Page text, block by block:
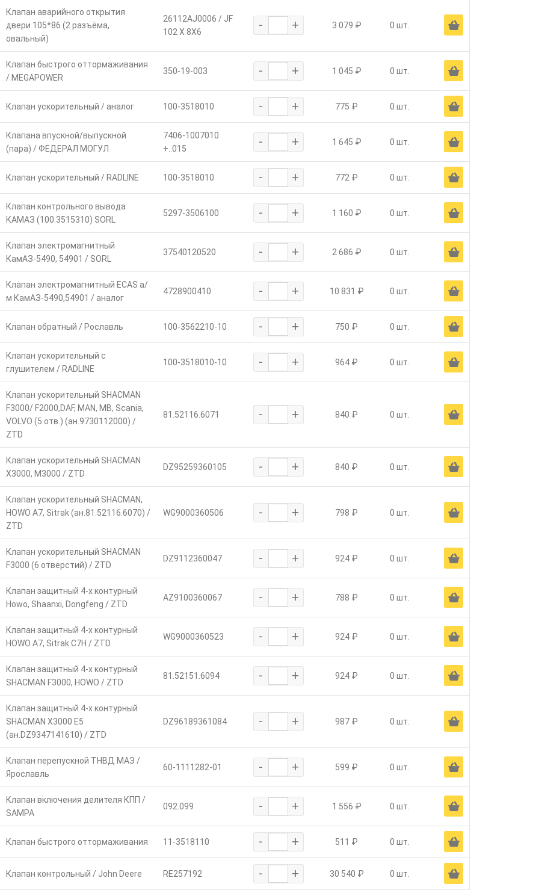
Клапан аварийного открытия
двери 105*86 (2 разъёма,
овальный)
26112AJ0006 / JF
102 X 8X6
- + 3 079 ₽ 0 шт. Ä
Клапан быстрого оттормаживания
/ MEGAPOWER
350-19-003 - + 1 045 ₽ 0 шт. Ä
Клапан ускорительный / аналог 100-3518010 - + 775 ₽ 0 шт. Ä
Клапана впускной/выпускной
(пара) / ФЕДЕРАЛ МОГУЛ
7406-1007010
+..015
- + 1 645 ₽ 0 шт. Ä
Клапан ускорительный / RADLINE 100-3518010 - + 772 ₽ 0 шт. Ä
Клапан контрольного вывода
КАМАЗ (100.3515310) SORL
5297-3506100 - + 1 160 ₽ 0 шт. Ä
Клапан электромагнитный
КамАЗ-5490, 54901 / SORL
37540120520 - + 2 686 ₽ 0 шт. Ä
Клапан электромагнитный ECAS а/
м КамАЗ-5490,54901 / аналог
4728900410 - + 10 831 ₽ 0 шт. Ä
Клапан обратный / Рославль 100-3562210-10 - + 750 ₽ 0 шт. Ä
Клапан ускорительный с
глушителем / RADLINE
100-3518010-10 - + 964 ₽ 0 шт. Ä
Клапан ускорительный SHACMAN
F3000/ F2000,DAF, MAN, MB, Scania,
VOLVO (5 отв.) (ан.9730112000) /
ZTD
81.52116.6071 - + 840 ₽ 0 шт. Ä
Клапан ускорительный SHACMAN
X3000, М3000 / ZTD
DZ95259360105 - + 840 ₽ 0 шт. Ä
Клапан ускорительный SHACMAN,
HOWO A7, Sitrak (ан.81.52116.6070) /
ZTD
WG9000360506 - + 798 ₽ 0 шт. Ä
Клапан ускорительный SHACMAN
F3000 (6 отверстий) / ZTD
DZ9112360047 - + 924 ₽ 0 шт. Ä
Клапан защитный 4-х контурный
Howo, Shaanxi, Dongfeng / ZTD
AZ9100360067 - + 788 ₽ 0 шт. Ä
Клапан защитный 4-х контурный
HOWO A7, Sitrak C7H / ZTD
WG9000360523 - + 924 ₽ 0 шт. Ä
Клапан защитный 4-х контурный
SHACMAN F3000, HOWO / ZTD
81.52151.6094 - + 924 ₽ 0 шт. Ä
Клапан защитный 4-х контурный
SHACMAN X3000 E5
(ан.DZ9347141610) / ZTD
DZ96189361084 - + 987 ₽ 0 шт. Ä
Клапан перепускной ТНВД МАЗ /
Ярославль
60-1111282-01 - + 599 ₽ 0 шт. Ä
Клапан включения делителя КПП /
SAMPA
092.099 - + 1 556 ₽ 0 шт. Ä
Клапан быстрого оттормаживания 11-3518110 - + 511 ₽ 0 шт. Ä
Клапан контрольный / John Deere RE257192 - + 30 540 ₽ 0 шт. Ä